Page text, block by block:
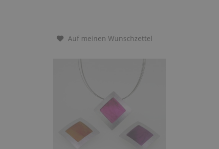
Auf meinen Wunschzettel